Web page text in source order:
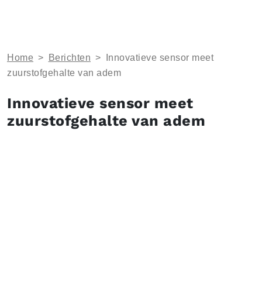
Home > Berichten >
Innovatieve sensor meet
zuurstofgehalte van adem
Innovatieve sensor meet
zuurstofgehalte van adem